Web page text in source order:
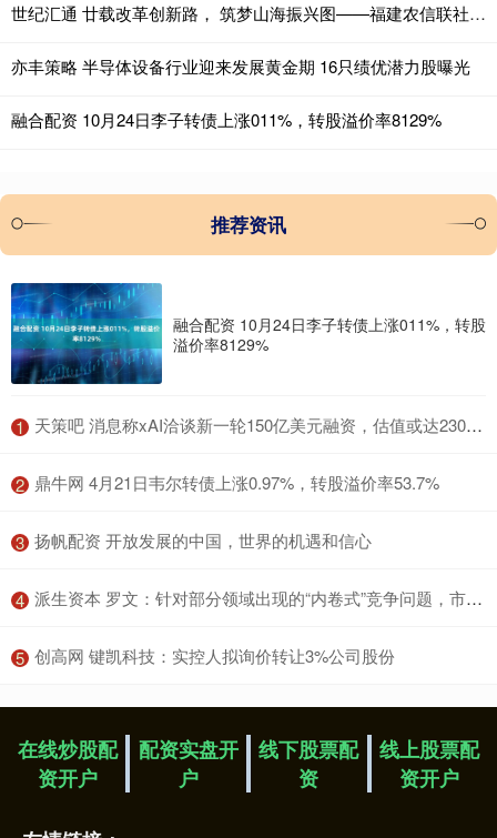
世纪汇通 廿载改革创新路， 筑梦山海振兴图——福建农信联社成立20周年发展纪实
亦丰策略 半导体设备行业迎来发展黄金期 16只绩优潜力股曝光
融合配资 10月24日李子转债上涨011%，转股溢价率8129%
推荐资讯
融合配资 10月24日李子转债上涨011%，转股
溢价率8129%
1 ​天策吧 消息称xAI洽谈新一轮150亿美元融资，估值或达2300亿美元
2 ​鼎牛网 4月21日韦尔转债上涨0.97%，转股溢价率53.7%
3 ​扬帆配资 开放发展的中国，世界的机遇和信心
4 ​派生资本 罗文：针对部分领域出现的“内卷式”竞争问题，市场监管部门将加强反垄断和反不正当竞争执法
5 ​创高网 键凯科技：实控人拟询价转让3%公司股份
在线炒股配
资开户
配资实盘开
户
线下股票配
资
线上股票配
资开户